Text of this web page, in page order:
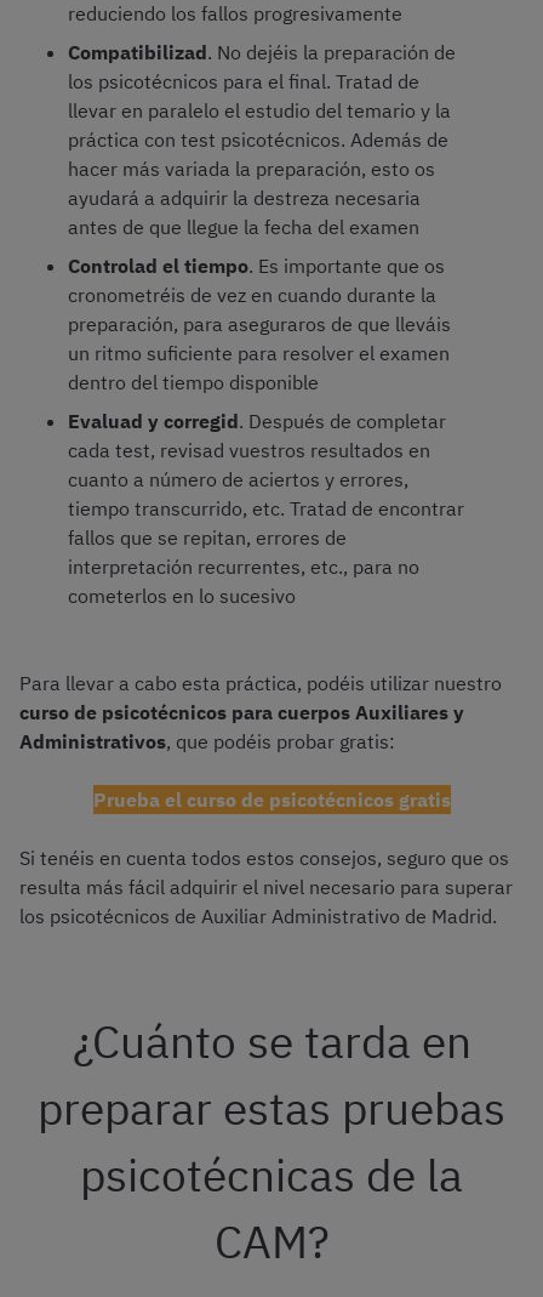
reduciendo los fallos progresivamente
Compatibilizad. No dejéis la preparación de
los psicotécnicos para el final. Tratad de
llevar en paralelo el estudio del temario y la
práctica con test psicotécnicos. Además de
hacer más variada la preparación, esto os
ayudará a adquirir la destreza necesaria
antes de que llegue la fecha del examen
Controlad el tiempo. Es importante que os
cronometréis de vez en cuando durante la
preparación, para aseguraros de que lleváis
un ritmo suficiente para resolver el examen
dentro del tiempo disponible
Evaluad y corregid. Después de completar
cada test, revisad vuestros resultados en
cuanto a número de aciertos y errores,
tiempo transcurrido, etc. Tratad de encontrar
fallos que se repitan, errores de
interpretación recurrentes, etc., para no
cometerlos en lo sucesivo
Para llevar a cabo esta práctica, podéis utilizar nuestro
curso de psicotécnicos para cuerpos Auxiliares y
Administrativos, que podéis probar gratis:
Prueba el curso de psicotécnicos gratis
Si tenéis en cuenta todos estos consejos, seguro que os
resulta más fácil adquirir el nivel necesario para superar
los psicotécnicos de Auxiliar Administrativo de Madrid.
¿Cuánto se tarda en
preparar estas pruebas
psicotécnicas de la
CAM?